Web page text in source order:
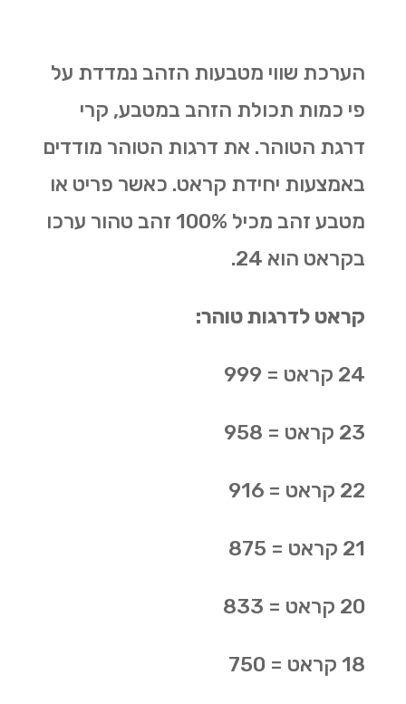
הערכת שווי מטבעות הזהב נמדדת על
פי כמות תכולת הזהב במטבע, קרי
דרגת הטוהר. את דרגות הטוהר מודדים
באמצעות יחידת קראט. כאשר פריט או
מטבע זהב מכיל 100% זהב טהור ערכו
בקראט הוא 24.
קראט לדרגות טוהר:
24 קראט = 999
23 קראט = 958
22 קראט = 916
21 קראט = 875
20 קראט = 833
18 קראט = 750